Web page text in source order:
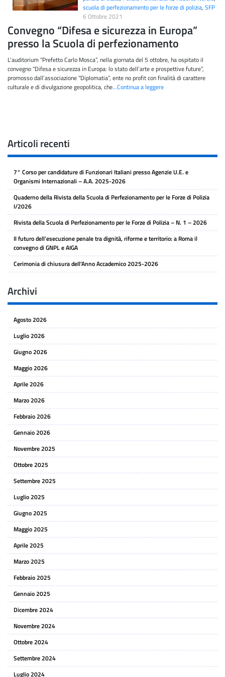
scuola di perfezionamento per le forze di polizia, SFP
6 Ottobre 2021
Convegno “Difesa e sicurezza in Europa”
presso la Scuola di perfezionamento
L’auditorium “Prefetto Carlo Mosca”, nella giornata del 5 ottobre, ha ospitato il
convegno “Difesa e sicurezza in Europa: lo stato dell’arte e prospettive future”,
promosso dall’associazione “Diplomatia”, ente no profit con finalità di carattere
culturale e di divulgazione geopolitica, che…Continua a leggere
Articoli recenti
7° Corso per candidature di Funzionari Italiani presso Agenzie U.E. e
Organismi Internazionali – A.A. 2025-2026
Quaderno della Rivista della Scuola di Perfezionamento per le Forze di Polizia
I/2026
Rivista della Scuola di Perfezionamento per le Forze di Polizia – N. 1 – 2026
Il futuro dell’esecuzione penale tra dignità, riforme e territorio: a Roma il
convegno di GNPL e AIGA
Cerimonia di chiusura dell’Anno Accademico 2025-2026
Archivi
Agosto 2026
Luglio 2026
Giugno 2026
Maggio 2026
Aprile 2026
Marzo 2026
Febbraio 2026
Gennaio 2026
Novembre 2025
Ottobre 2025
Settembre 2025
Luglio 2025
Giugno 2025
Maggio 2025
Aprile 2025
Marzo 2025
Febbraio 2025
Gennaio 2025
Dicembre 2024
Novembre 2024
Ottobre 2024
Settembre 2024
Luglio 2024